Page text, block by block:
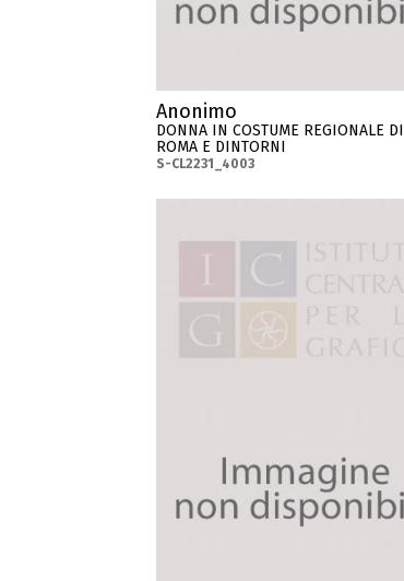
Anonimo
DONNA IN COSTUME REGIONALE DI
ROMA E DINTORNI
S-CL2231_4003